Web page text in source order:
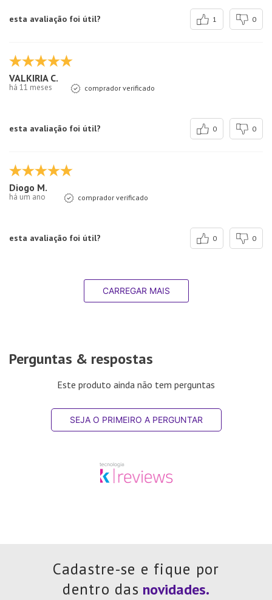
esta avaliação foi útil? 1 0
VALKIRIA C.
há 11 meses comprador verificado
esta avaliação foi útil? 0 0
Diogo M.
há um ano comprador verificado
esta avaliação foi útil? 0 0
CARREGAR MAIS
Perguntas & respostas
Este produto ainda não tem perguntas
SEJA O PRIMEIRO A PERGUNTAR
Cadastre-se e fique por
dentro das